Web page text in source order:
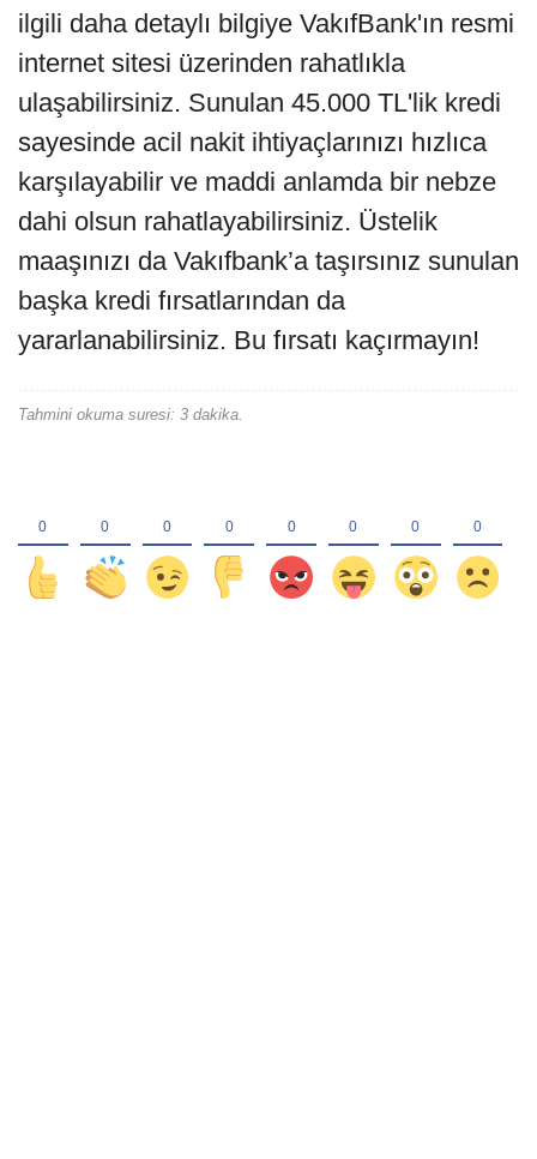
ilgili daha detaylı bilgiye VakıfBank'ın resmi
internet sitesi üzerinden rahatlıkla
ulaşabilirsiniz. Sunulan 45.000 TL'lik kredi
sayesinde acil nakit ihtiyaçlarınızı hızlıca
karşılayabilir ve maddi anlamda bir nebze
dahi olsun rahatlayabilirsiniz. Üstelik
maaşınızı da Vakıfbank’a taşırsınız sunulan
başka kredi fırsatlarından da
yararlanabilirsiniz. Bu fırsatı kaçırmayın!
Tahmini okuma suresi: 3 dakika.